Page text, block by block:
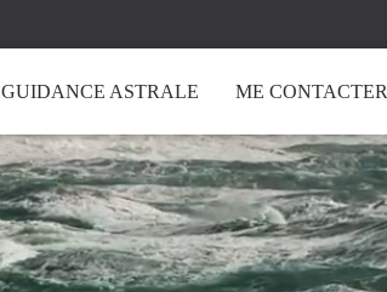
GUIDANCE ASTRALE ME CONTACTER